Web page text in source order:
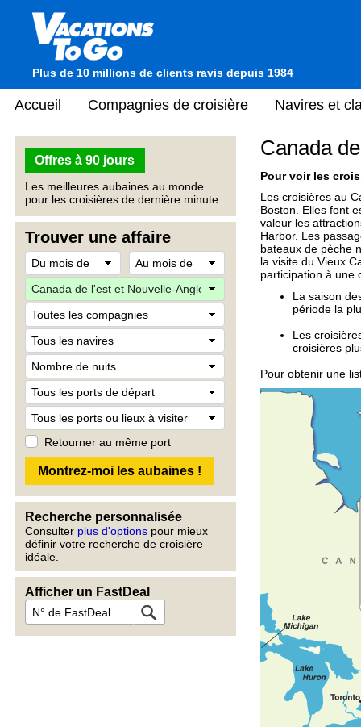
Plus de 10 millions de clients ravis depuis 1984
Accueil Compagnies de croisière Navires et
Offres à 90 jours
Les meilleures aubaines au monde
pour les croisières de dernière minute.
Trouver une affaire
Retourner au même port
Recherche personnalisée
Consulter plus d'options pour mieux
définir votre recherche de croisière
idéale.
Afficher un FastDeal
Canada
Pour voir les
Les croisières au
Boston. Elles font
valeur les
Harbor. Les
bateaux de pèche
la visite du Vieux
participation à une
La saison
période la
Les
croisières
Pour obtenir une